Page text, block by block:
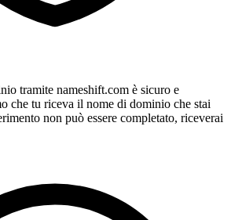
tramite nameshift.com è sicuro e
che tu riceva il nome di dominio che stai
non può essere completato, riceverai